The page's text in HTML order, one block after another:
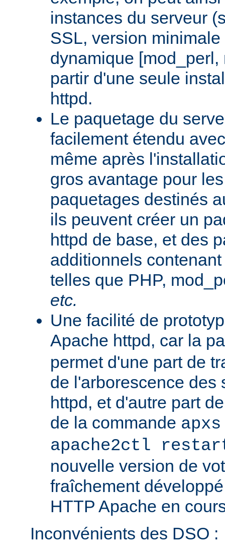
instances du serveur
SSL, version
dynamique
partir d'une seule
httpd.
Le paquetage du
facilement étendu
même après
gros avantage pour
paquetages destinés
ils peuvent créer un
httpd de base, et des
additionnels
telles que PHP,
etc.
Une facilité de
Apache httpd, car la
permet d'une part de
de l'arborescence des
httpd, et d'autre part
de la commande
apache2ctl
nouvelle version de
fraîchement
HTTP Apache en
Inconvénients des DSO :